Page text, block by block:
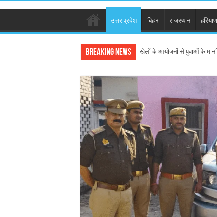
उत्तर प्रदेश बिहार राजस्थान
Breaking News खेलों के आयोजनों से युवाओं के